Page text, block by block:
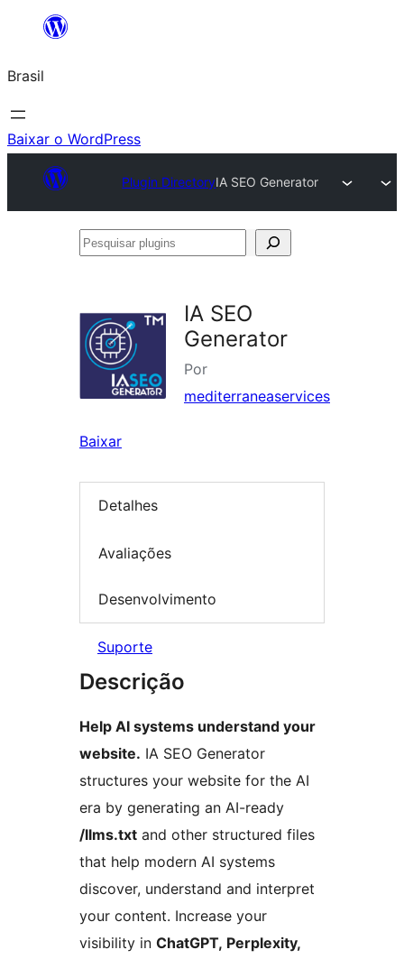
o
conteúdo
Brasil
Baixar o WordPress
Plugin DirectoryIA SEO Generator
Pesquisar
IA SEO
Generator
Por
mediterraneaservices
Baixar
Detalhes
Avaliações
Desenvolvimento
Suporte
Descrição
Help AI systems understand your
website. IA SEO Generator
structures your website for the AI
era by generating an AI-ready
/llms.txt and other structured files
that help modern AI systems
discover, understand and interpret
your content. Increase your
visibility in ChatGPT, Perplexity,